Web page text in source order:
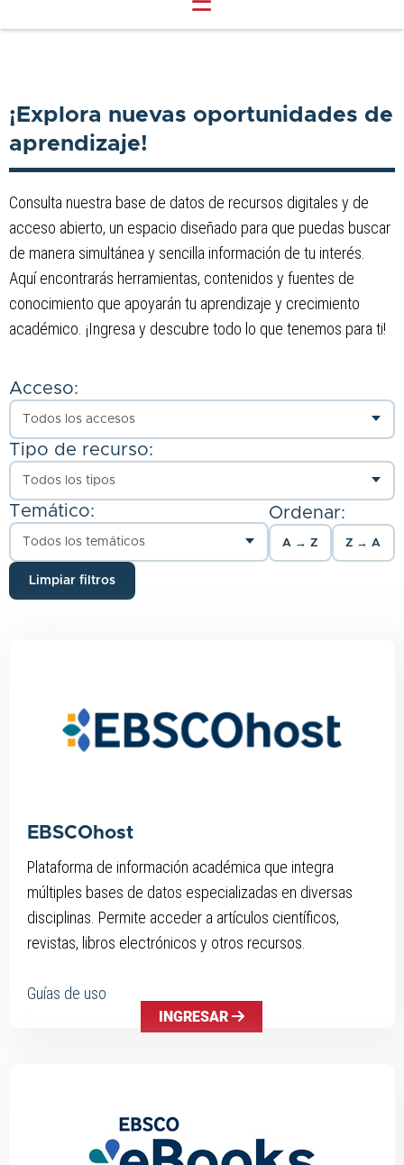
¡Explora nuevas oportunidades de
aprendizaje!
Consulta nuestra base de datos de recursos digitales y de
acceso abierto, un espacio diseñado para que puedas buscar
de manera simultánea y sencilla información de tu interés.
Aquí encontrarás herramientas, contenidos y fuentes de
conocimiento que apoyarán tu aprendizaje y crecimiento
académico. ¡Ingresa y descubre todo lo que tenemos para ti!
Acceso:
Tipo de recurso:
Temático: Ordenar:
A → Z Z → A
Limpiar filtros
EBSCOhost
Plataforma de información académica que integra
múltiples bases de datos especializadas en diversas
disciplinas. Permite acceder a artículos científicos,
revistas, libros electrónicos y otros recursos.
Guías de uso
INGRESAR